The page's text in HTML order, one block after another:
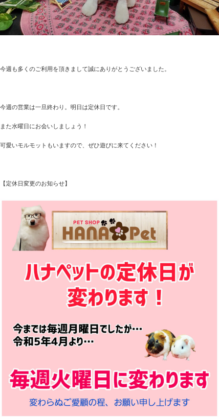
今週も多くのご利用を頂きまして誠にありがとうございました。
今週の営業は一旦終わり。明日は定休日です。
また水曜日にお会いしましょう！
可愛いモルモットもいますので、ぜひ遊びに来てください！
【定休日変更のお知らせ】